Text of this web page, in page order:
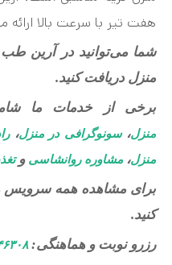
هفت‌ تیر با سرعت بالا
شما می‌توانید در آرین
منزل دریافت کنید.
برخی از خدمات ما
منزل،سونوگرافی در منزل،
منزل، مشاوره روانشاسی و
برای مشاهده همه سرویس
کنید.
رزرو نوبت و هماهنگی: